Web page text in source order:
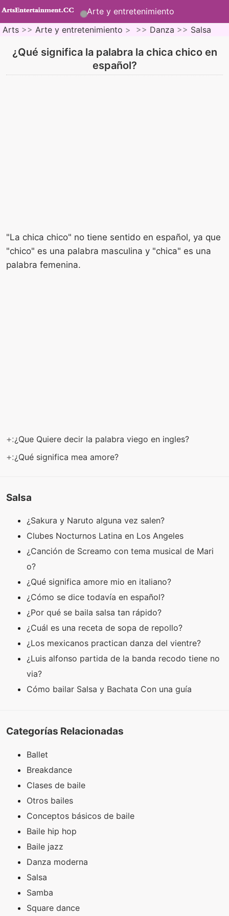
Arte y entretenimiento
Arts >> Arte y entretenimiento > >> Danza >> Salsa
¿Qué significa la palabra la chica chico en
español?
"La chica chico" no tiene sentido en español, ya que
"chico" es una palabra masculina y "chica" es una
palabra femenina.
+:¿Que Quiere decir la palabra viego en ingles?
+:¿Qué significa mea amore?
Salsa
¿Sakura y Naruto alguna vez salen?
Clubes Nocturnos Latina en Los Angeles
¿Canción de Screamo con tema musical de Mari
o?
¿Qué significa amore mio en italiano?
¿Cómo se dice todavía en español?
¿Por qué se baila salsa tan rápido?
¿Cuál es una receta de sopa de repollo?
¿Los mexicanos practican danza del vientre?
¿Luis alfonso partida de la banda recodo tiene no
via?
Cómo bailar Salsa y Bachata Con una guía
Categorías Relacionadas
Ballet
Breakdance
Clases de baile
Otros bailes
Conceptos básicos de baile
Baile hip hop
Baile jazz
Danza moderna
Salsa
Samba
Square dance